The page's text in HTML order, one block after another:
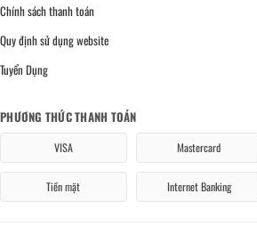
Chính sách thanh toán
Quy định sử dụng website
Tuyển Dụng
PHƯƠNG THỨC THANH TOÁN
VISA Mastercard
Tiền mặt Internet Banking